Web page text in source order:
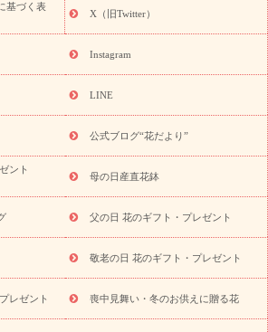
なんです」キャンペーン
ギフト 誕生日フラワーギフト特集
誕生
覧
ユリ トルコキキョウ
)
9月の誕生花(リンドウ)
誕生日セット
「きょう誕生日なんです」キャンペーン
いの花特集 当日配達特急便
お祝い商品
新築・引っ越し祝い
い 出産祝い 退院祝い・快気祝い
還暦
フト ペットのお祝いフラワー
日
み商品一覧 お供え・お悔やみの花
通夜・葬儀に贈る花
お供え お花とセッ
お祝い返し お見舞い
お取り
スタイルから探す
アレンジメント
基づく表
X（旧Twitter）
Instagram
LINE
公式ブログ“花だより”
ント
母の日産直花鉢
父の日 花のギフト・プレゼント
敬老の日 花のギフト・プレゼント
レゼント 喪中見舞い・冬のお供えに贈る花